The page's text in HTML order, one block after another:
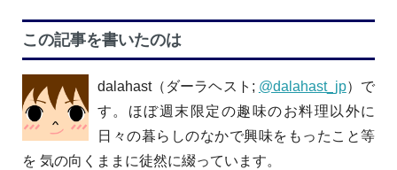
この記事を書いたのは
dalahast（ダーラヘスト; @dalahast_jp）で
す。ほぼ週末限定の趣味のお料理以外に
日々の暮らしのなかで興味をもったこと等
を 気の向くままに徒然に綴っています。